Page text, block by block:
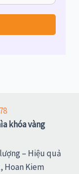
khóa vàng
– Hiệu quả
Hoan Kiem